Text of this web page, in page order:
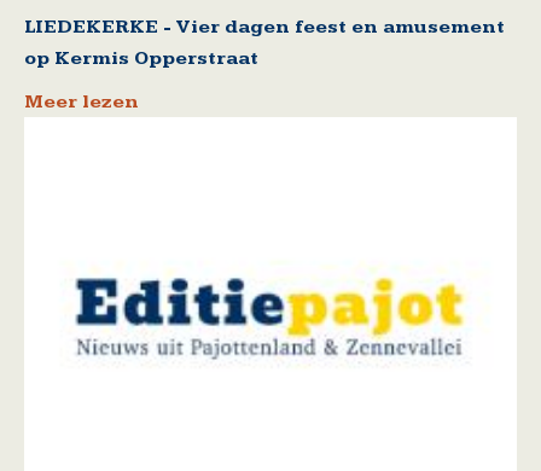
LIEDEKERKE - Vier dagen feest en amusement
op Kermis Opperstraat
Meer lezen